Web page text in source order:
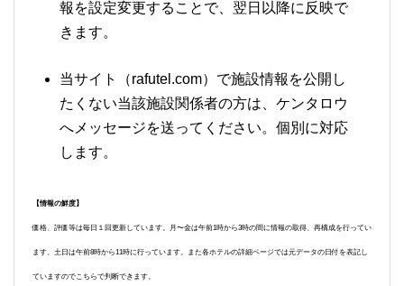
報を設定変更することで、翌日以降に反映で
きます。
当サイト（rafutel.com）で施設情報を公開し
たくない当該施設関係者の方は、ケンタロウ
へメッセージを送ってください。個別に対応
します。
【情報の鮮度】
価格、評価等は毎日１回更新しています。月〜金は午前1時から3時の間に情報の取得、再構成を行ってい
ます。土日は午前8時から11時に行っています。また各ホテルの詳細ページでは元データの日付を表記し
ていますのでこちらで判断できます。